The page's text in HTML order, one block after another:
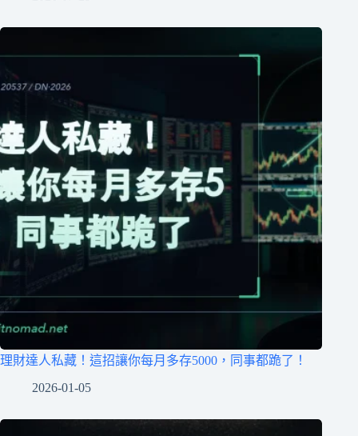
理財達人私藏！這招讓你每月多存5000，同事都跪了！
2026-01-05